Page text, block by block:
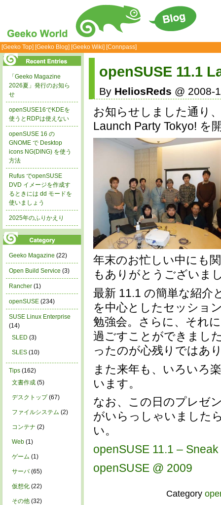
[Geeko Top] [Geeko Blog] [Geeko Wiki] [Connpass]
openSUSE 11.1
By HeliosReds @ 2008-
お知らせしました通り
Launch Party Tokyo! を
年末のお忙しい中にも
もありがとうございま
最新 11.1 の簡単な紹介
を中心としたセッショ
勉強会。さらに、それ
過ごすことができまし
ったのが心残りではあ
また来年も、いろいろ
います。
なお、この日のプレゼ
がいらっしゃいました
い。
openSUSE 11.1 –
openSUSE @ 2009
Category
「Geeko Magazine
2026夏」発行のお知ら
せ
openSUSE16でKDEを
使うとRDPは使えない
openSUSE 16 の
GNOME で Desktop
icons NG(DING) を使う
方法
Rufus でopenSUSE
DVD イメージを作成す
るときには dd モードを
使いましょう
2025年のふりかえり
Geeko Magazine (22)
Open Build Service (3)
Rancher (1)
openSUSE (234)
SUSE Linux Enterprise
(14)
SLED (3)
SLES (10)
Tips (162)
文書作成 (5)
デスクトップ(67)
ファイルシステム (2)
コンテナ (2)
Web (1)
ゲーム (1)
サーバ(65)
仮想化 (22)
その他 (32)